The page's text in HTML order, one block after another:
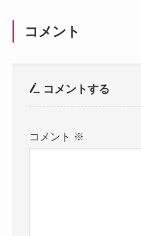
コメント
コメントする
コメント ※